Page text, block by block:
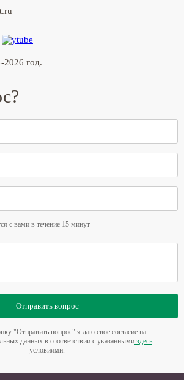
2026 год.
с вами в течение 15 минут
Отправить вопрос
"Отправить вопрос" я даю свое согласие на
данных в соответствии с указанными здесь
условиями.